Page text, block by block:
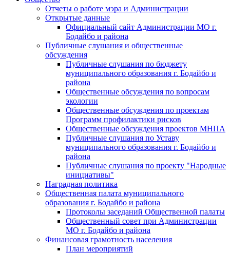
Отчеты о работе мэра и Администрации
Открытые данные
Официальный сайт Администрации МО г.
Бодайбо и района
Публичные слушания и общественные
обсуждения
Публичные слушания по бюджету
муниципального образования г. Бодайбо и
района
Общественные обсуждения по вопросам
экологии
Общественные обсуждения по проектам
Программ профилактики рисков
Общественные обсуждения проектов МНПА
Публичные слушания по Уставу
муниципального образования г. Бодайбо и
района
Публичные слушания по проекту "Народные
инициативы"
Наградная политика
Общественная палата муниципального
образования г. Бодайбо и района
Протоколы заседаний Общественной палаты
Общественный совет при Администрации
МО г. Бодайбо и района
Финансовая грамотность населения
План мероприятий